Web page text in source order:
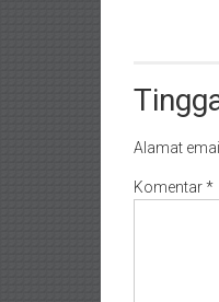
Alamat
Komentar*